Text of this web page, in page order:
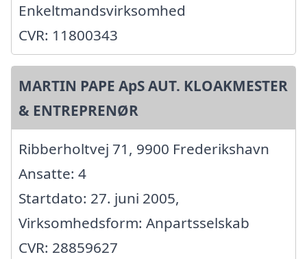
Enkeltmandsvirksomhed
CVR: 11800343
MARTIN PAPE ApS AUT. KLOAKMESTER
& ENTREPRENØR
Ribberholtvej 71, 9900 Frederikshavn
Ansatte: 4
Startdato: 27. juni 2005,
Virksomhedsform: Anpartsselskab
CVR: 28859627